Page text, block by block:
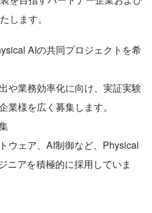
します。
AIの共同プロジェクトを希
や業務効率化に向け、実証実験
業様を広く募集します。
ウェア、AI制御など、Physical
ニアを積極的に採用していま